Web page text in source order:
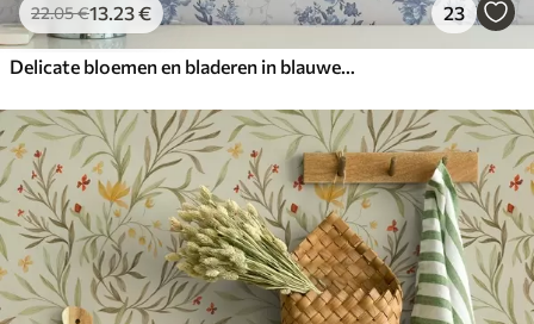
22.05€13.23€ 23
Delicate bloemen en bladeren in blauwe en blauwe kleuren op een lichte achtergrond